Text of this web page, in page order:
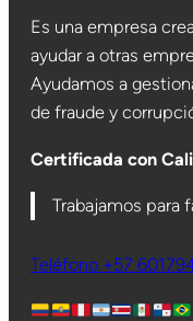
Es una empresa
ayudar a otras
Ayudamos a
de fraude y
Certificada con
Trabajamos para
Teléfono +57